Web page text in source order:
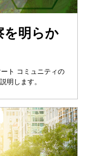
明らか
ト コミュニティの
明します。